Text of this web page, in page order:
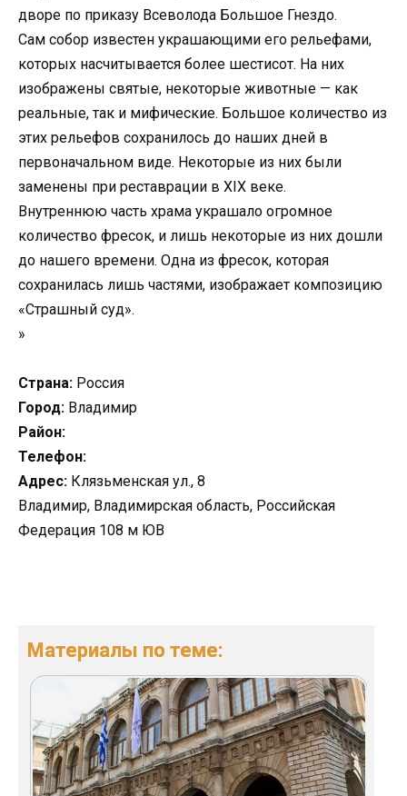
дворе по приказу Всеволода Большое Гнездо.
Сам собор известен украшающими его рельефами,
которых насчитывается более шестисот. На них
изображены святые, некоторые животные — как
реальные, так и мифические. Большое количество из
этих рельефов сохранилось до наших дней в
первоначальном виде. Некоторые из них были
заменены при реставрации в XIX веке.
Внутреннюю часть храма украшало огромное
количество фресок, и лишь некоторые из них дошли
до нашего времени. Одна из фресок, которая
сохранилась лишь частями, изображает композицию
«Страшный суд».
»
Страна: Россия
Город: Владимир
Район:
Телефон:
Адрес: Клязьменская ул., 8
Владимир, Владимирская область, Российская
Федерация 108 м ЮВ
Материалы по теме: